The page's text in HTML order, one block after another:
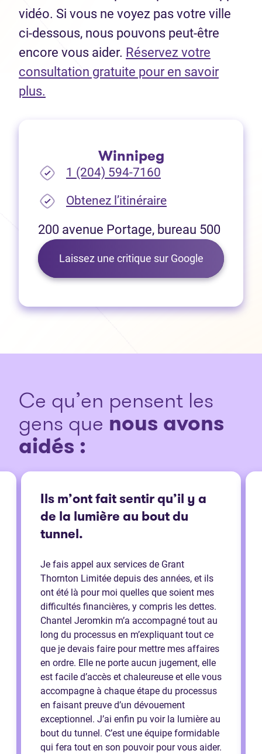
vidéo. Si vous ne voyez pas votre ville
ci-dessous, nous pouvons peut-être
encore vous aider. Réservez votre
consultation gratuite pour en savoir
plus.
Winnipeg
1 (204) 594-7160
Obtenez l’itinéraire(Ouvre dans un
200 avenue Portage, bureau 500
Laissez une critique sur Google(Ouvre
Ce qu’en pensent les
gens que nous avons
aidés :
Ils m’ont fait sentir qu’il y a
de la lumière au bout du
tunnel.
Je fais appel aux services de Grant
Thornton Limitée depuis des années, et ils
ont été là pour moi quelles que soient mes
difficultés financières, y compris les dettes.
Chantel Jeromkin m’a accompagné tout au
long du processus en m’expliquant tout ce
que je devais faire pour mettre mes affaires
en ordre. Elle ne porte aucun jugement, elle
est facile d’accès et chaleureuse et elle vous
accompagne à chaque étape du processus
en faisant preuve d’un dévouement
exceptionnel. J’ai enfin pu voir la lumière au
bout du tunnel. C’est une équipe formidable
qui fera tout en son pouvoir pour vous aider.